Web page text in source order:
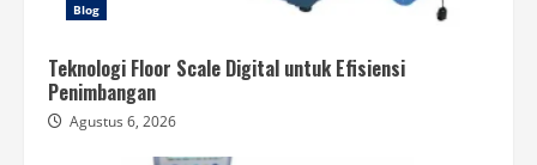
Blog
Teknologi Floor Scale Digital untuk Efisiensi
Penimbangan
Agustus 6, 2026